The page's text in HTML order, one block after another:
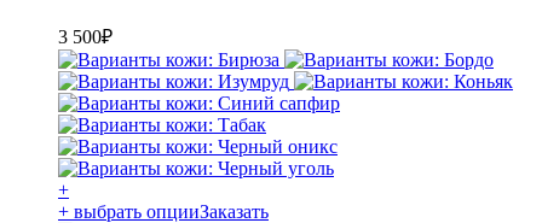
3 500₽
+
+ выбрать опцииЗаказать